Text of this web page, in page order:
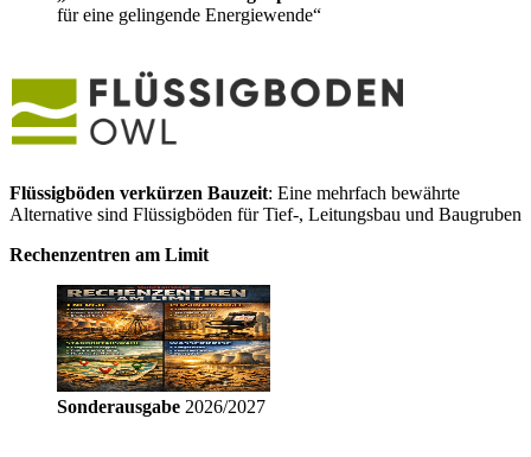
für eine gelingende Energiewende“
Flüssigböden verkürzen Bauzeit: Eine mehrfach bewährte
Alternative sind Flüssigböden für Tief-, Leitungsbau und Baugruben
Rechenzentren am Limit
Sonderausgabe 2026/2027